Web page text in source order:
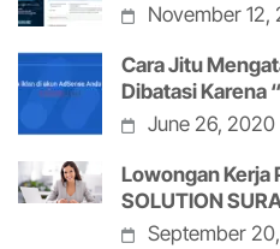
November 12,
Cara Jitu
Dibatasi Karena
June 26, 2020
Lowongan Kerja
SOLUTION
September